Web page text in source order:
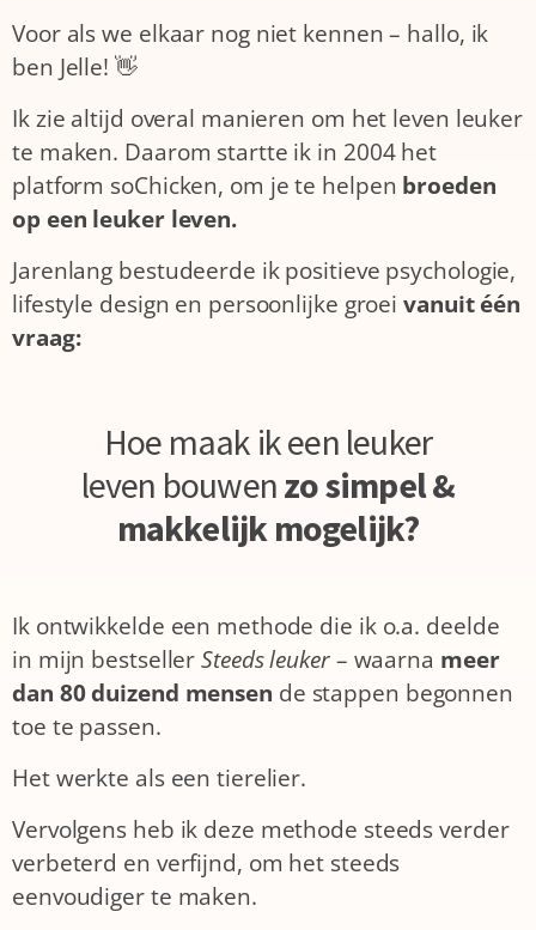
Voor als we elkaar nog niet kennen – hallo, ik
ben Jelle! 👋
Ik zie altijd overal manieren om het leven leuker
te maken. Daarom startte ik in 2004 het
platform soChicken, om je te helpen broeden
op een leuker leven.
Jarenlang bestudeerde ik positieve psychologie,
lifestyle design en persoonlijke groeivanuit één
vraag:
Hoe maak ik een leuker
leven bouwenzo simpel &
makkelijk mogelijk?
Ik ontwikkelde een methode die ik o.a. deelde
in mijn bestsellerSteeds leuker– waarna meer
dan 80 duizend mensen de stappen begonnen
toe te passen.
Het werkte als een tierelier.
Vervolgens heb ik deze methode steeds verder
verbeterd en verfijnd, om het steeds
eenvoudiger te maken.